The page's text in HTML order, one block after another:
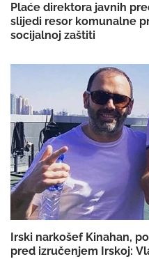
Plaće direktora javnih
slijedi resor komunalne
socijalnoj zaštiti
Irski narkošef Kinahan,
pred izručenjem Irskoj: